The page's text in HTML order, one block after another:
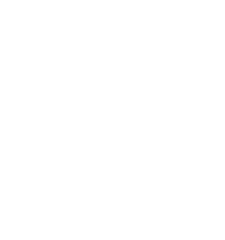
Ejecutiva del
Guadalajara, Jalisco, México)